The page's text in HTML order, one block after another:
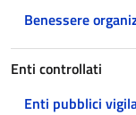
Benessere
Enti controllati
Enti pubblici